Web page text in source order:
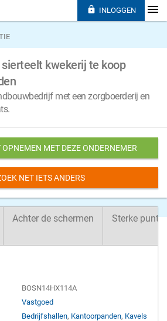
kwekerij te koop
met een zorgboerderij en
OPNEMEN MET DEZE ONDERNEMER
NET IETS ANDERS
Achter de schermen Sterke
BOSN14HX114A
Vastgoed
Bedrijfshallen, Kantoorpanden, Kavels
 INLOGGEN